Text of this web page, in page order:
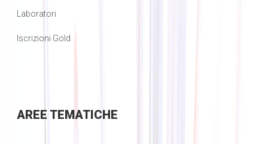
Laboratori
Iscrizioni Gold
AREE TEMATICHE